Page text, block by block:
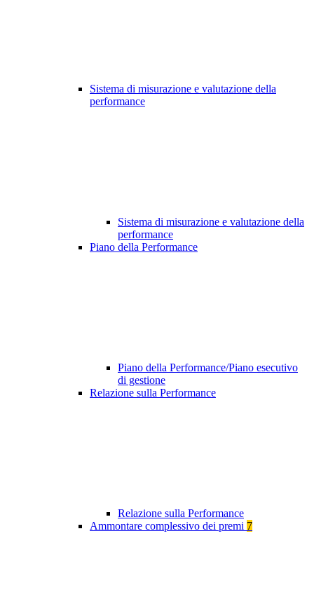
Sistema di misurazione e valutazione della
performance
Sistema di misurazione e valutazione della
performance
Piano della Performance
Piano della Performance/Piano esecutivo
di gestione
Relazione sulla Performance
Relazione sulla Performance
Ammontare complessivo dei premi 7